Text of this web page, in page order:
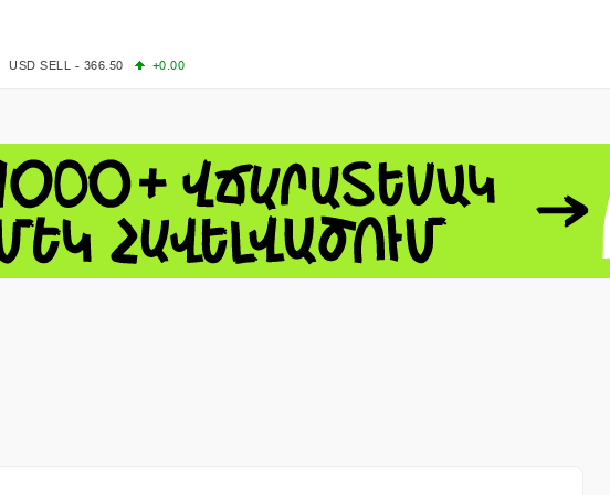
USD SELL - 366.50
+0.00
-0.27 COPPER - 13791.00
-0.12
+0.09 TIN - 55268.00
+2.50
ZINC - 3643.00
+1.43
+0.44 EUR/GBP - 1.1521
-0.23
-0.23 GBP/USD - 1.3448
-0.08